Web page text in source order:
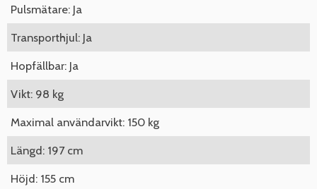
Pulsmätare: Ja
Transporthjul: Ja
Hopfällbar: Ja
Vikt: 98 kg
Maximal användarvikt: 150 kg
Längd: 197 cm
Höjd: 155 cm